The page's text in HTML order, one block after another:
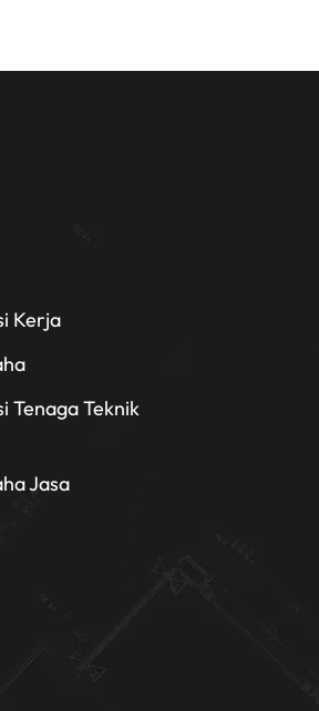
Kerja
Tenaga Teknik
Jasa